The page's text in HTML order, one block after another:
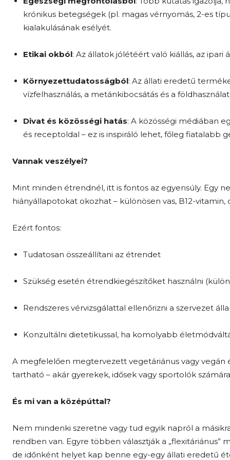
krónikus betegségek (pl. magas vérnyomás, 2-es
kialakulásának esélyét.
Etikai okból: Az állatok jólétéért való kiállás, az
Környezettudatosságból: Az állati eredetű
vízfelhasználás, a metánkibocsátás és a
Divat és közösségi hatás: A közösségi médiában
és receptoldal – ez is inspiráló lehet, főleg fiatalabb
Vannak veszélyei?
Mint minden étrendnél, itt is fontos az egyensúly. Egy
hiányállapotokat okozhat – különösen vas, B12-
Ezért fontos:
Tudatosan összeállítani az étrendet
Szükség esetén étrendkiegészítőket használni
Rendszeres vérvizsgálattal ellenőrizni a szervezet
Konzultálni dietetikussal, ha komolyabb
A megfelelően megtervezett vegetáriánus vagy vegán
tartható – akár gyerekek, idősek vagy sportolók számára
És mi van a középúttal?
Nem mindenki szeretne vagy tud egyik napról a
rendben van. Egyre többen választják a
de időnként helyet kap benne egy-egy állati eredetű